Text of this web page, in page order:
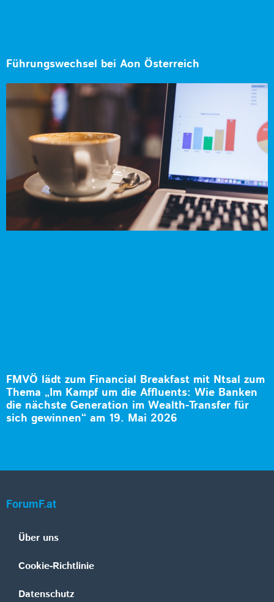
Führungswechsel bei Aon Österreich
FMVÖ lädt zum Financial Breakfast mit Ntsal zum
Thema „Im Kampf um die Affluents: Wie Banken
die nächste Generation im Wealth-Transfer für
sich gewinnen“ am 19. Mai 2026
ForumF.at
Über uns
Cookie-Richtlinie
Datenschutz